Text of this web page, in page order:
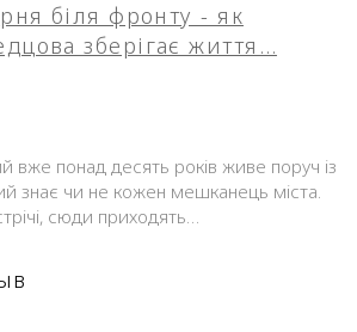
біля фронту - як
зберігає життя…
вже понад десять років живе поруч із
знає чи не кожен мешканець міста.
сюди приходять…